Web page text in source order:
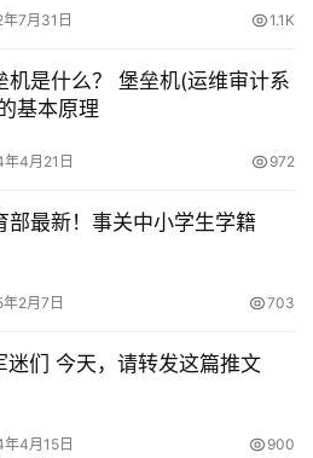
7月31日 1.1K
机是什么？ 堡垒机(运维审计系
基本原理
4月21日 972
部最新！事关中小学生学籍
2月7日 703
迷们 今天，请转发这篇推文
4月15日 900